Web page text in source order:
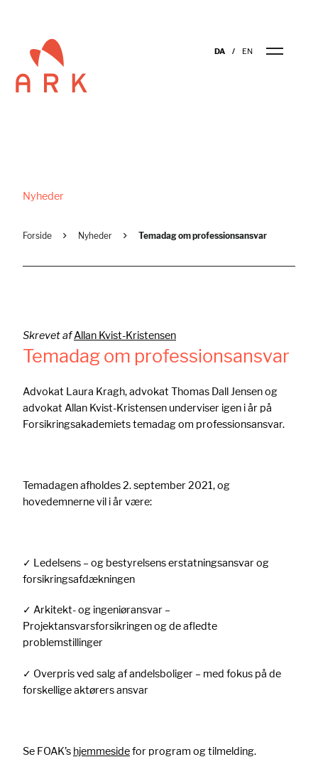
DA EN
Nyheder
Forside Nyheder Temadag om professionsansvar
Skrevet afAllan Kvist-Kristensen
Temadag om professionsansvar
Advokat Laura Kragh, advokat Thomas Dall Jensen og
advokat Allan Kvist-Kristensen underviser igen i år på
Forsikringsakademiets temadag om professionsansvar.
Temadagen afholdes 2. september 2021, og
hovedemnerne vil i år være:
✓ Ledelsens – og bestyrelsens erstatningsansvar og
forsikringsafdækningen
✓ Arkitekt- og ingeniøransvar –
Projektansvarsforsikringen og de afledte
problemstillinger
✓ Overpris ved salg af andelsboliger – med fokus på de
forskellige aktørers ansvar
Se FOAK’s hjemmesidefor program og tilmelding.